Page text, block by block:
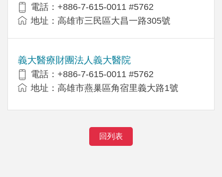
電話：+886-7-615-0011 #5762
地址：高雄市三民區大昌一路305號
義大醫療財團法人義大醫院
電話：+886-7-615-0011 #5762
地址：高雄市燕巢區角宿里義大路1號
回列表